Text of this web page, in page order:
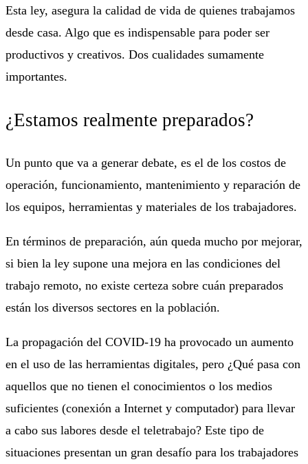
Esta ley, asegura la calidad de vida de quienes trabajamos
desde casa. Algo que es indispensable para poder ser
productivos y creativos. Dos cualidades sumamente
importantes.
¿Estamos realmente preparados?
Un punto que va a generar debate, es el de los costos de
operación, funcionamiento, mantenimiento y reparación de
los equipos, herramientas y materiales de los trabajadores.
En términos de preparación, aún queda mucho por mejorar,
si bien la ley supone una mejora en las condiciones del
trabajo remoto, no existe certeza sobre cuán preparados
están los diversos sectores en la población.
La propagación del COVID-19 ha provocado un aumento
en el uso de las herramientas digitales, pero ¿Qué pasa con
aquellos que no tienen el conocimientos o los medios
suficientes (conexión a Internet y computador) para llevar
a cabo sus labores desde el teletrabajo? Este tipo de
situaciones presentan un gran desafío para los trabajadores